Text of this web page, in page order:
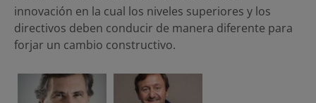
innovación en la cual los niveles superiores y los
directivos deben conducir de manera diferente para
forjar un cambio constructivo.